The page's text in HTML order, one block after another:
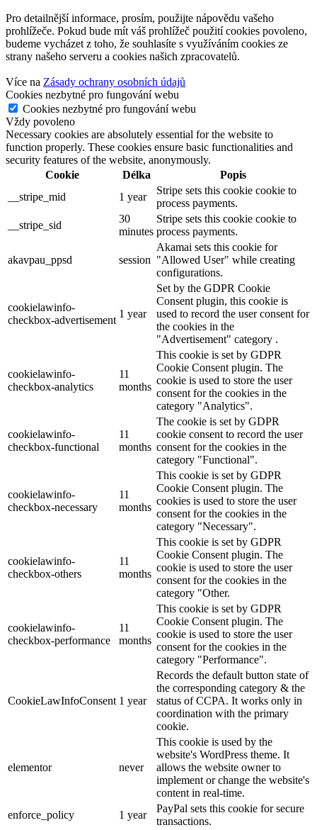
Pro detailnější informace, prosím, použijte nápovědu vašeho
prohlížeče. Pokud bude mít váš prohlížeč použití cookies povoleno,
budeme vycházet z toho, že souhlasíte s využíváním cookies ze
strany našeho serveru a cookies našich zpracovatelů.
Více na Zásady ochrany osobních údajů
Cookies nezbytné pro fungování webu
Cookies nezbytné pro fungování webu
Vždy povoleno
Necessary cookies are absolutely essential for the website to
function properly. These cookies ensure basic functionalities and
security features of the website, anonymously.
Cookie
Délka
Popis
__stripe_mid
1 year
Stripe sets this cookie cookie to
process payments.
__stripe_sid
30
minutes
Stripe sets this cookie cookie to
process payments.
akavpau_ppsd session
Akamai sets this cookie for
"Allowed User" while creating
configurations.
cookielawinfo-
checkbox-advertisement
1 year
Set by the GDPR Cookie
Consent plugin, this cookie is
used to record the user consent for
the cookies in the
"Advertisement" category .
cookielawinfo-
checkbox-analytics
11
months
This cookie is set by GDPR
Cookie Consent plugin. The
cookie is used to store the user
consent for the cookies in the
category "Analytics".
cookielawinfo-
checkbox-functional
11
months
The cookie is set by GDPR
cookie consent to record the user
consent for the cookies in the
category "Functional".
cookielawinfo-
checkbox-necessary
11
months
This cookie is set by GDPR
Cookie Consent plugin. The
cookies is used to store the user
consent for the cookies in the
category "Necessary".
cookielawinfo-
checkbox-others
11
months
This cookie is set by GDPR
Cookie Consent plugin. The
cookie is used to store the user
consent for the cookies in the
category "Other.
cookielawinfo-
checkbox-performance
11
months
This cookie is set by GDPR
Cookie Consent plugin. The
cookie is used to store the user
consent for the cookies in the
category "Performance".
CookieLawInfoConsent 1 year
Records the default button state of
the corresponding category & the
status of CCPA. It works only in
coordination with the primary
cookie.
elementor never
This cookie is used by the
website's WordPress theme. It
allows the website owner to
implement or change the website's
content in real-time.
enforce_policy
1 year
PayPal sets this cookie for secure
transactions.